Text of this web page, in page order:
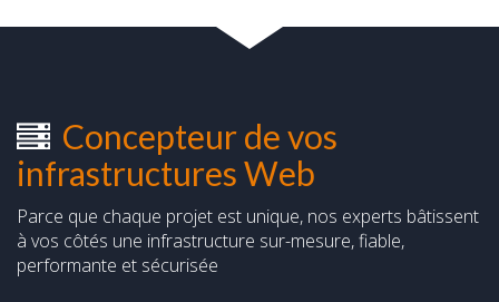
Concepteur de vos
infrastructures Web
Parce que chaque projet est unique, nos experts bâtissent
à vos côtés une infrastructure sur-mesure, fiable,
performante et sécurisée